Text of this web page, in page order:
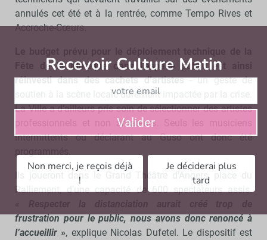
annulés cet été et à la rentrée, comme Tempo Rives et
Accroche-Cœurs.
Fête de la Musique dans l’espace public est ainsi
réinvesti dans des cachets d’artistes- un geste de
soutien à la scène locale durement impactée par la crise.
La Ville a d’ailleurs pris soin de sélectionner des artistes
professionnels et non amateurs. Seuls les musiciens
intermittents ou déclarant au Guso ont donc été
Ils joueront dans le Grand Théâtre d’Angers, place du
Ralliement, d’une capacité de 600 spectateurs assis.
frustration pour le public, nous avons donc renoncé à
l’accueillir », explique Nicolas Dufetel. Le dispositif est
Recevoir Culture Matin
Valider
Non merci, je reçois déjà
!
Je déciderai plus
tard